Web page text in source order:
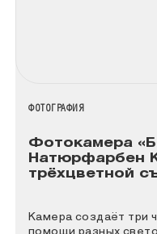
НАЗВАНИЕ КОЛЛЕКЦИИ
ФОТОГРАФИЯ
Фотокамера
Натюрфарбен
трёхцветной
Камера создаёт три
помощи разных